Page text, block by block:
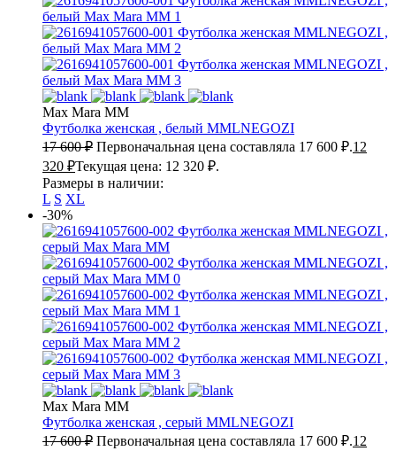
Max Mara MM
Футболка женская , белый MMLNEGOZI
17 600₽ Первоначальная цена составляла 17 600 ₽.12
320 ₽Текущая цена: 12 320 ₽.
Размеры в наличии:
L S XL
-30%
Max Mara MM
Футболка женская , серый MMLNEGOZI
17 600₽ Первоначальная цена составляла 17 600 ₽.12